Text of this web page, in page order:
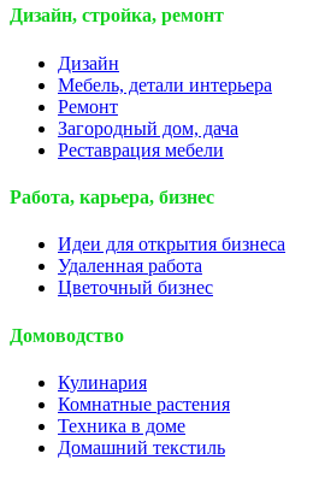
Дизайн, стройка, ремонт
Дизайн
Мебель, детали интерьера
Ремонт
Загородный дом, дача
Реставрация мебели
Работа, карьера, бизнес
Идеи для открытия бизнеса
Удаленная работа
Цветочный бизнес
Домоводство
Кулинария
Комнатные растения
Техника в доме
Домашний текстиль